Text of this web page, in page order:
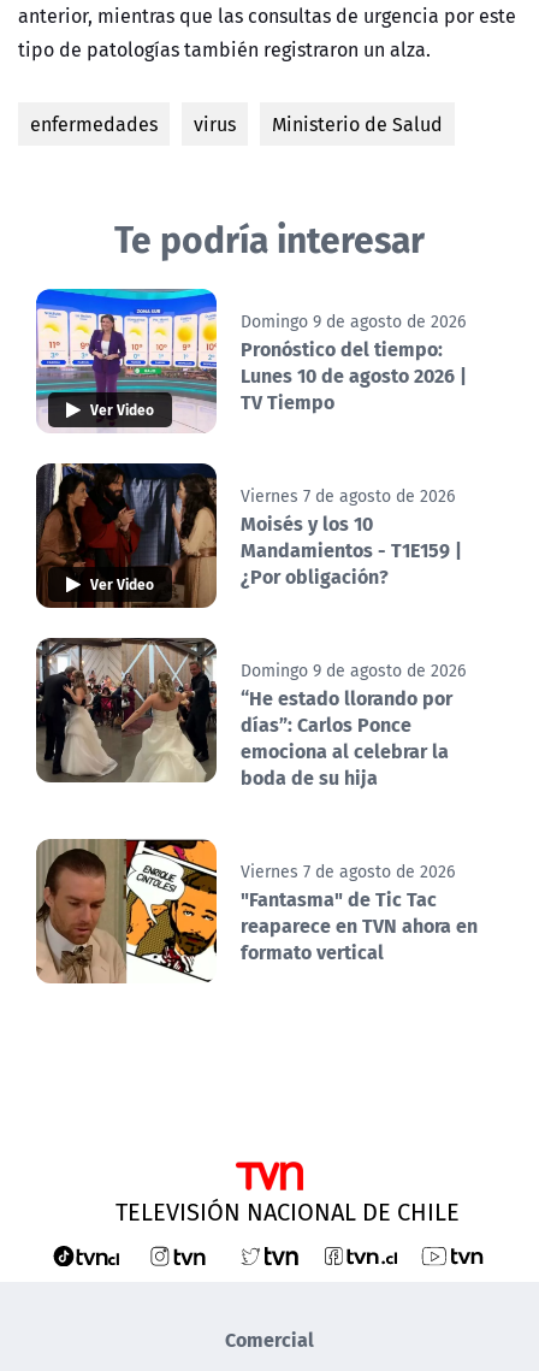
anterior, mientras que las consultas de urgencia por este
tipo de patologías también registraron un alza.
enfermedades virus Ministerio de Salud
Te podría interesar
Ver Video
Domingo 9 de agosto de 2026
Pronóstico del tiempo:
Lunes 10 de agosto 2026 |
TV Tiempo
Ver Video
Viernes 7 de agosto de 2026
Moisés y los 10
Mandamientos - T1E159 |
¿Por obligación?
Domingo 9 de agosto de 2026
“He estado llorando por
días”: Carlos Ponce
emociona al celebrar la
boda de su hija
Viernes 7 de agosto de 2026
"Fantasma" de Tic Tac
reaparece en TVN ahora en
formato vertical
TELEVISIÓN NACIONAL DE CHILE
Comercial